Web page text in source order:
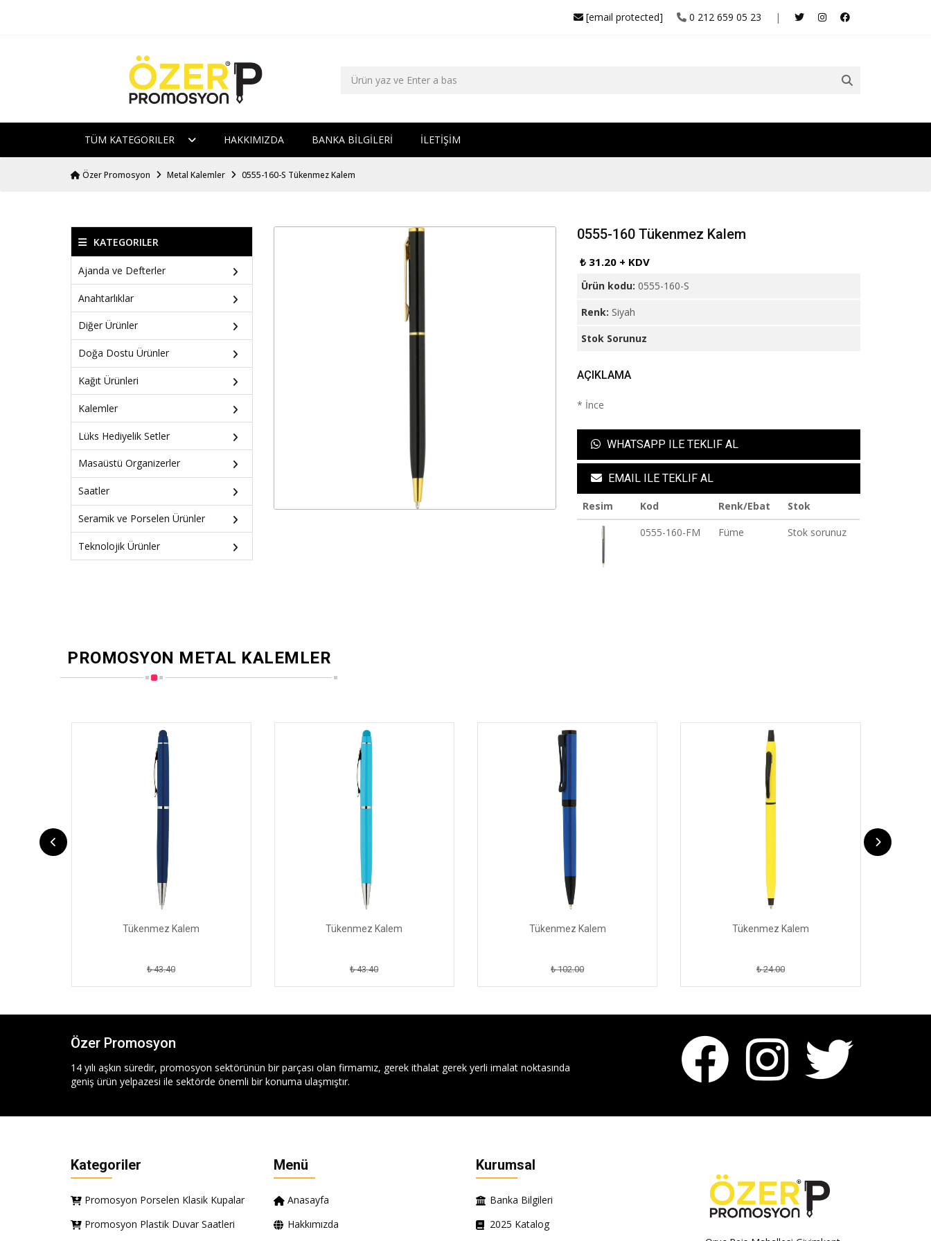
|
0 212 659 05 23
[email protected]
TÜM KATEGORILER HAKKIMIZDA BANKA BİLGİLERİ İLETİŞİM
Özer Promosyon Metal Kalemler 0555-160-S Tükenmez Kalem
KATEGORILER
Ajanda ve Defterler
Anahtarlıklar
Diğer Ürünler
Doğa Dostu Ürünler
Kağıt Ürünleri
Kalemler
Lüks Hediyelik Setler
Masaüstü Organizerler
Saatler
Seramik ve Porselen Ürünler
Teknolojik Ürünler
0555-160 Tükenmez Kalem
₺ 31.20 + KDV
Ürün kodu: 0555-160-S
Renk: Siyah
Stok Sorunuz
AÇIKLAMA
* İnce
WHATSAPP ILE TEKLIF AL
EMAIL ILE TEKLIF AL
Resim Kod Renk/Ebat
Stok
0555-160-FM
Füme Stok sorunuz
PROMOSYON METAL KALEMLER
Tükenmez Kalem
₺ 43.40
Tükenmez Kalem
₺ 43.40
Tükenmez Kalem
₺ 102.00
Tükenmez Kalem
₺ 24.00
Özer Promosyon
14 yılı aşkın süredir, promosyon sektörünün bir parçası olan firmamız, gerek ithalat gerek yerli imalat noktasında
geniş ürün yelpazesi ile sektörde önemli bir konuma ulaşmıştır.
Kategoriler
Promosyon Porselen Klasik Kupalar
Promosyon Plastik Duvar Saatleri
Menü
Anasayfa
Hakkımızda
Kurumsal
Banka Bilgileri
2025 Katalog